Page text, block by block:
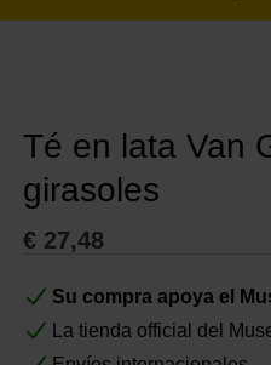
Té en lata Van
girasoles
€ 27,48
Su compra apoya el
La tienda official del